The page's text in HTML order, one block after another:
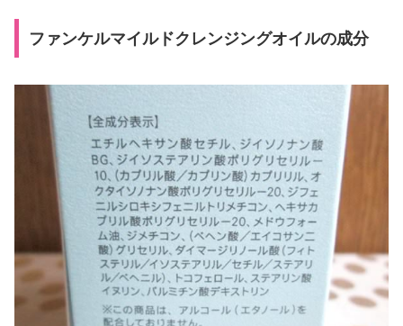
ファンケルマイルドクレンジングオイルの成分